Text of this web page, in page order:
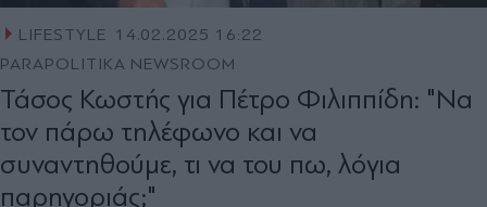
LIFESTYLE 14.02.2025 16:22
PARAPOLITIKA NEWSROOM
Τάσος Κωστής για Πέτρο Φιλιππίδη: "Να
τον πάρω τηλέφωνο και να
συναντηθούμε, τι να του πω, λόγια
παρηγοριάς;"